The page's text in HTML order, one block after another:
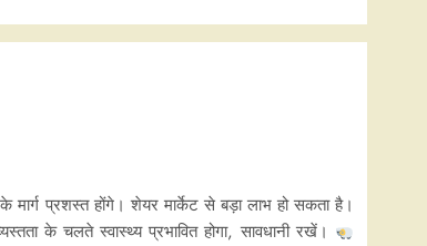
मार्ग प्रशस्त होंगे। शेयर मार्केट से बड़ा लाभ हो सकता है।
के चलते स्वास्थ्य प्रभावित होगा, सावधानी रखें।